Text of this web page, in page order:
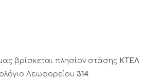
βρίσκεται πλησίον στάσης ΚΤΕΛ
Λεωφορείου 314